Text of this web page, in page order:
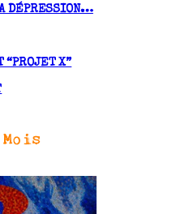
DÉPRESSION…
X”